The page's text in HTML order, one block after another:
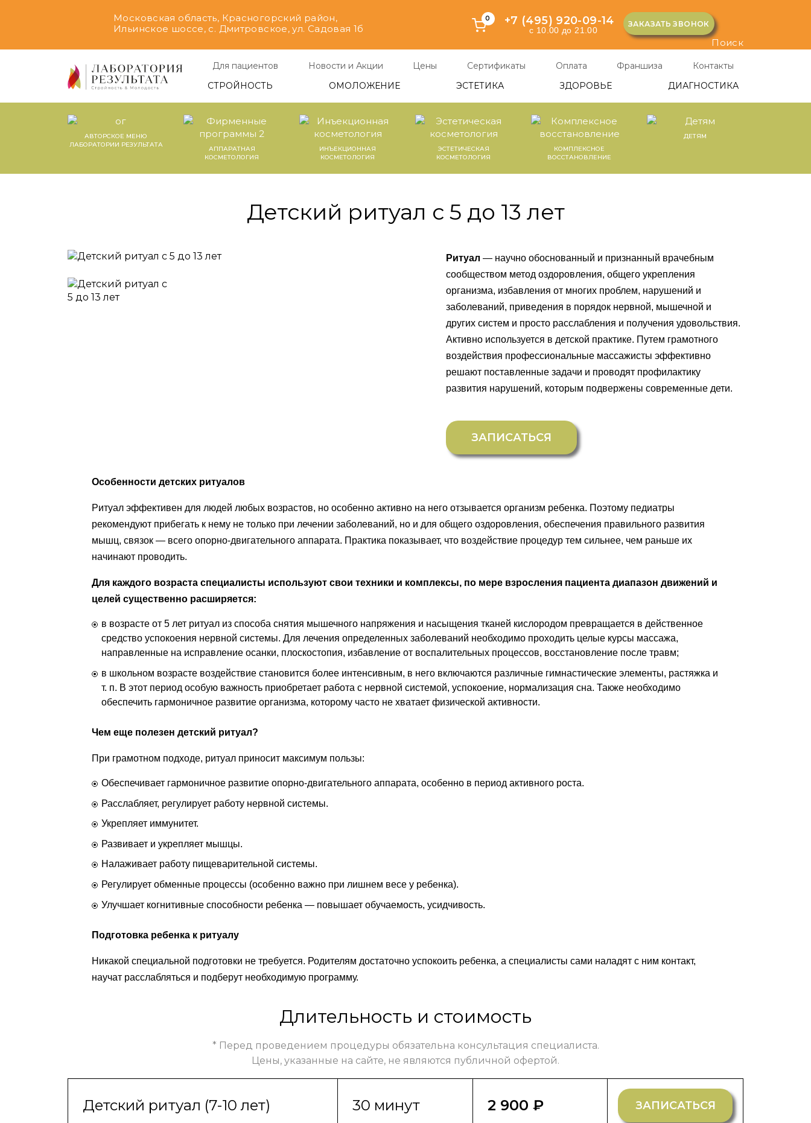
Московская область, Красногорский район,
Ильинское шоссе, с. Дмитровское, ул. Садовая 1б
0 +7 (495) 920-09-14 ЗАКАЗАТЬ ЗВОНОК
с 10.00 до 21.00
Поиск
Для пациентов Новости и Акции Цены Сертификаты Оплата Франшиза
Контакты
СТРОЙНОСТЬ
ОМОЛОЖЕНИЕ ЭСТЕТИКА ЗДОРОВЬЕ ДИАГНОСТИКА
АВТОРСКОЕ МЕНЮ
ЛАБОРАТОРИИ РЕЗУЛЬТАТА
АППАРАТНАЯ
КОСМЕТОЛОГИЯ
ИНЪЕКЦИОННАЯ
КОСМЕТОЛОГИЯ
ЭСТЕТИЧЕСКАЯ
КОСМЕТОЛОГИЯ
КОМПЛЕКСНОЕ
ВОССТАНОВЛЕНИЕ
ДЕТЯМ
Детский ритуал с 5 до 13 лет
Ритуал — научно обоснованный и признанный врачебным
сообществом метод оздоровления, общего укрепления
организма, избавления от многих проблем, нарушений и
заболеваний, приведения в порядок нервной, мышечной и
других систем и просто расслабления и получения удовольствия.
Активно используется в детской практике. Путем грамотного
воздействия профессиональные массажисты эффективно
решают поставленные задачи и проводят профилактику
развития нарушений, которым подвержены современные дети.
ЗАПИСАТЬСЯ
Особенности детских ритуалов
Ритуал эффективен для людей любых возрастов, но особенно активно на него отзывается организм ребенка. Поэтому педиатры
рекомендуют прибегать к нему не только при лечении заболеваний, но и для общего оздоровления, обеспечения правильного развития
мышц, связок — всего опорно-двигательного аппарата. Практика показывает, что воздействие процедур тем сильнее, чем раньше их
начинают проводить.
Для каждого возраста специалисты используют свои техники и комплексы, по мере взросления пациента диапазон движений и
целей существенно расширяется:
в возрасте от 5 лет ритуал из способа снятия мышечного напряжения и насыщения тканей кислородом превращается в действенное
средство успокоения нервной системы. Для лечения определенных заболеваний необходимо проходить целые курсы массажа,
направленные на исправление осанки, плоскостопия, избавление от воспалительных процессов, восстановление после травм;
в школьном возрасте воздействие становится более интенсивным, в него включаются различные гимнастические элементы, растяжка и
т. п. В этот период особую важность приобретает работа с нервной системой, успокоение, нормализация сна. Также необходимо
обеспечить гармоничное развитие организма, которому часто не хватает физической активности.
Чем еще полезен детский ритуал?
При грамотном подходе, ритуал приносит максимум пользы:
Обеспечивает гармоничное развитие опорно-двигательного аппарата, особенно в период активного роста.
Расслабляет, регулирует работу нервной системы.
Укрепляет иммунитет.
Развивает и укрепляет мышцы.
Налаживает работу пищеварительной системы.
Регулирует обменные процессы (особенно важно при лишнем весе у ребенка).
Улучшает когнитивные способности ребенка — повышает обучаемость, усидчивость.
Подготовка ребенка к ритуалу
Никакой специальной подготовки не требуется. Родителям достаточно успокоить ребенка, а специалисты сами наладят с ним контакт,
научат расслабляться и подберут необходимую программу.
Длительность и стоимость
* Перед проведением процедуры обязательна консультация специалиста.
Цены, указанные на сайте, не являются публичной офертой.
Детский ритуал (7-10 лет) 30 минут 2 900 ₽ ЗАПИСАТЬСЯ